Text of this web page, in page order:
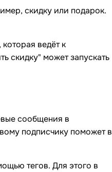
скидку или подарок.
, которая ведёт к
скидку" может запускать
сообщения в
подписчику поможет в
тегов. Для этого в